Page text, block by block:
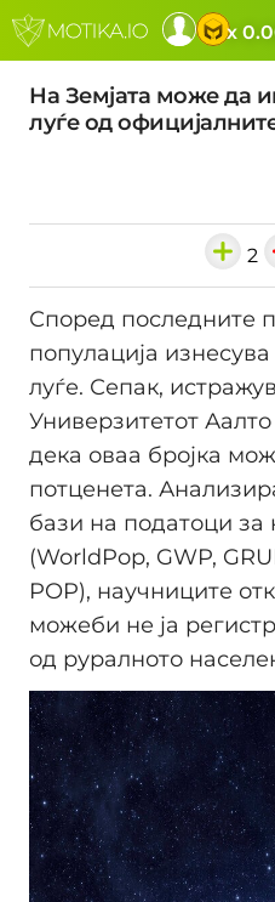
x
На Земјата може да
луѓе од
2
Според последните
популација
луѓе. Сепак,
Универзитетот
дека оваа бројка
потценета.
бази на податоци за
(WorldPop, GWP,
POP), научниците
можеби не ја
од руралното